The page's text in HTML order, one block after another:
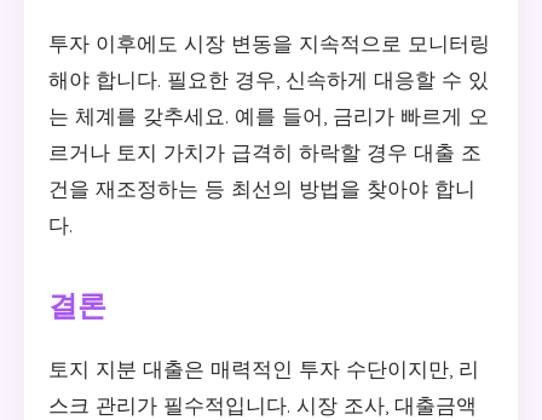
투자 이후에도 시장 변동을 지속적으로 모니터링
해야 합니다. 필요한 경우, 신속하게 대응할 수 있
는 체계를 갖추세요. 예를 들어, 금리가 빠르게 오
르거나 토지 가치가 급격히 하락할 경우 대출 조
건을 재조정하는 등 최선의 방법을 찾아야 합니
다.
결론
토지 지분 대출은 매력적인 투자 수단이지만, 리
스크 관리가 필수적입니다. 시장 조사, 대출금액